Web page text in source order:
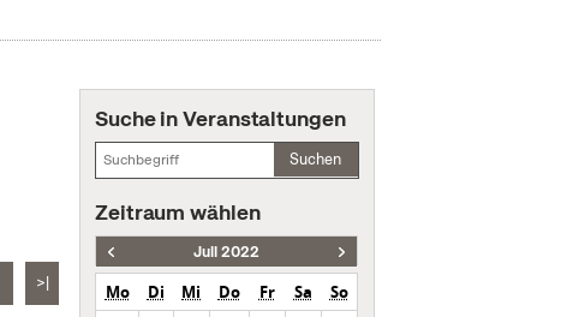
>|
Suche in Veranstaltungen
Suchen
Zeitraum wählen
Juli 2022
Mo Di Mi Do Fr Sa
So